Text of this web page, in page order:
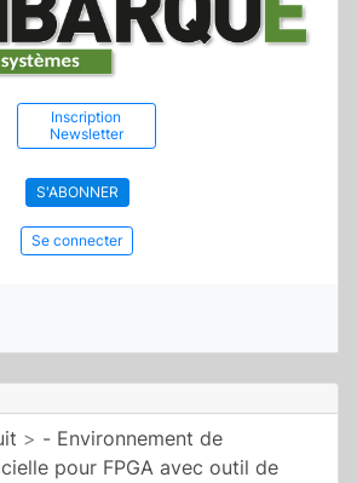
Inscription
Newsletter
S'ABONNER
Se connecter
> - Environnement de
pour FPGA avec outil de